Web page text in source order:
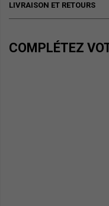
LIVRAISON ET RETOURS
COMPLÉTEZ